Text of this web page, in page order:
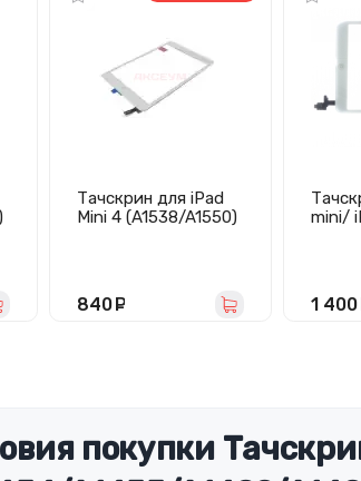
Тачскрин для iPad
Mini 4 (A1538/A1550)
840
mini/
в
1 400
покупки